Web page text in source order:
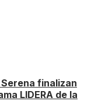
finalizan
LIDERA de la